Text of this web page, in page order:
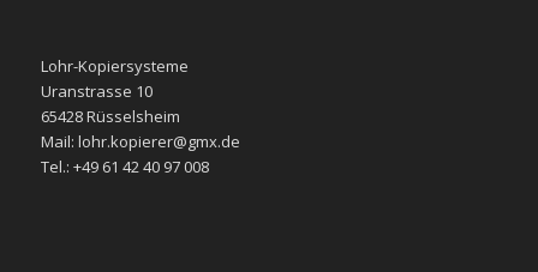
Lohr-Kopiersysteme
Uranstrasse 10
65428 Rüsselsheim
Mail: lohr.kopierer@gmx.de
Tel.: +49 61 42 40 97 008